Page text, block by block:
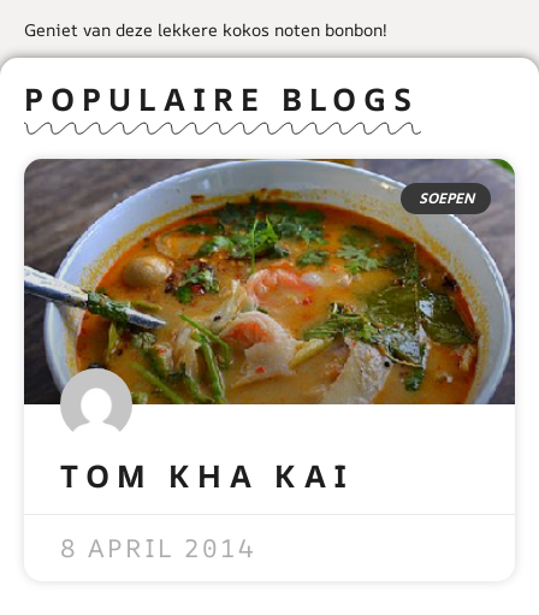
Geniet van deze lekkere kokos noten bonbon!
POPULAIRE BLOGS
SOEPEN
TOM KHA KAI
8 APRIL 2014